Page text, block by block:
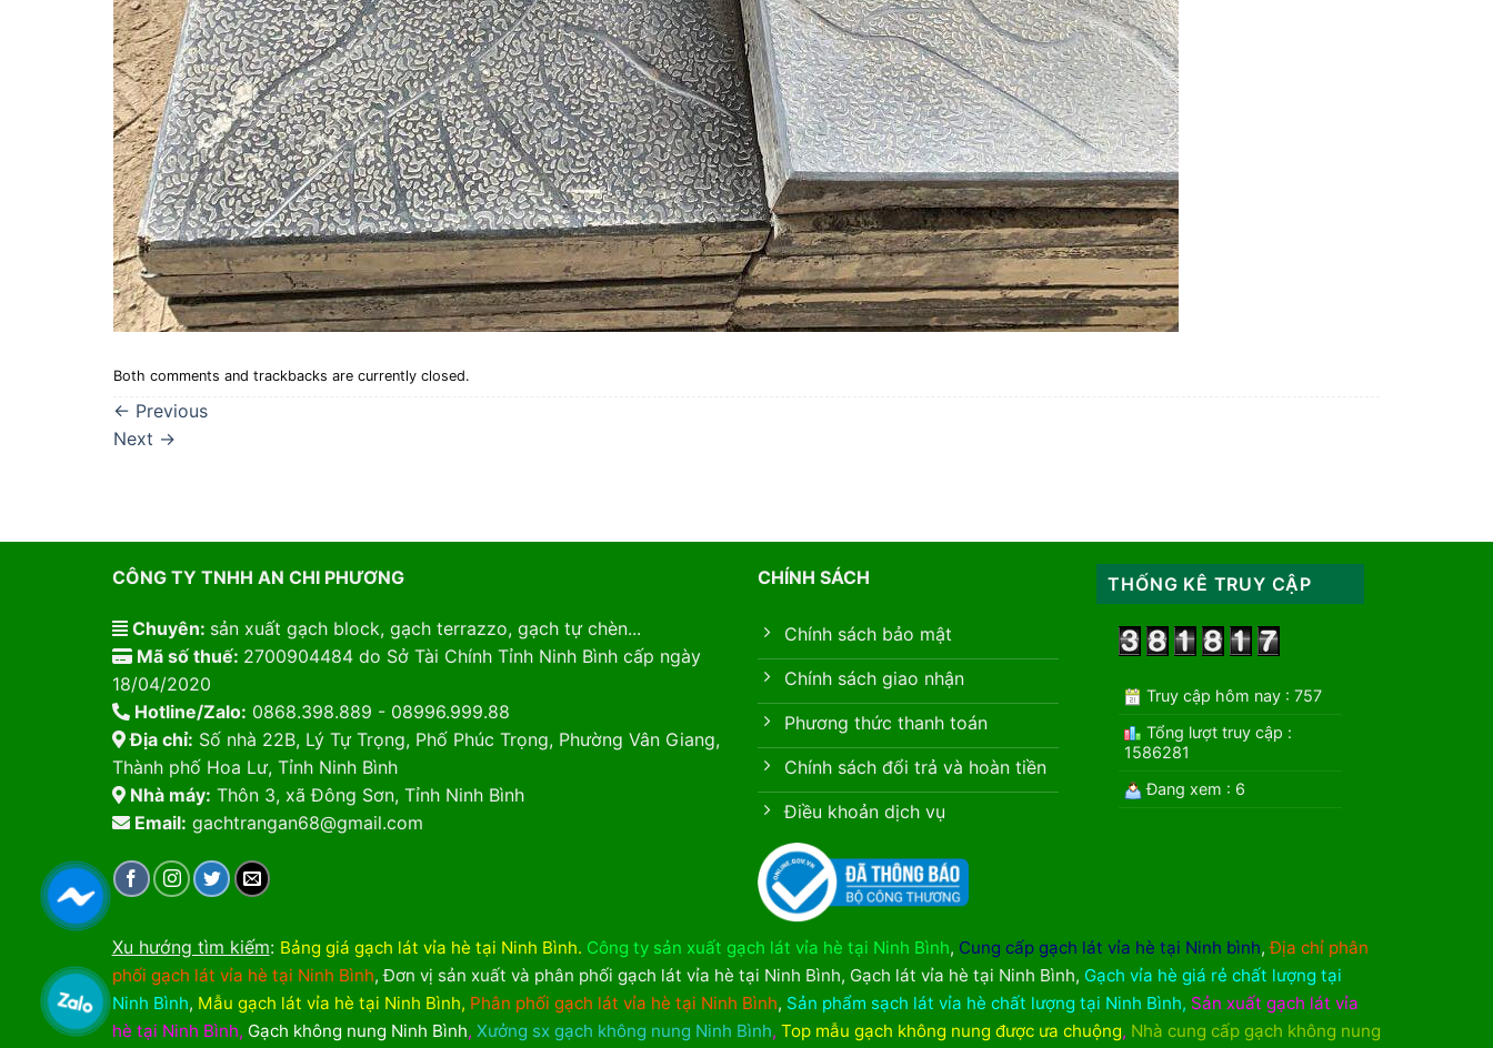
Both comments and trackbacks are currently closed.
← Previous
Next →
CÔNG TY TNHH AN CHI PHƯƠNG
Chuyên: sản xuất gạch block, gạch terrazzo, gạch tự chèn...
Mã số thuế: 2700904484 do Sở Tài Chính Tỉnh Ninh Bình cấp ngày
18/04/2020
Hotline/Zalo: 0868.398.889 - 08996.999.88
Địa chỉ: Số nhà 22B, Lý Tự Trọng, Phố Phúc Trọng, Phường Vân Giang,
Thành phố Hoa Lư, Tỉnh Ninh Bình
Nhà máy: Thôn 3, xã Đông Sơn, Tỉnh Ninh Bình
Email: gachtrangan68@gmail.com
CHÍNH SÁCH
Chính sách bảo mật
Chính sách giao nhận
Phương thức thanh toán
Chính sách đổi trả và hoàn tiền
Điều khoản dịch vụ
THỐNG KÊ TRUY CẬP
Truy cập hôm nay : 757
Tổng lượt truy cập :
1586281
Đang xem : 6
Xu hướng tìm kiếm: Bảng giá gạch lát vỉa hè tại Ninh Bình. Công ty sản xuất gạch lát vỉa hè tại Ninh Bình, Cung cấp gạch lát vỉa hè tại Ninh bình,Địa chỉ phân
phối gạch lát vỉa hè tại Ninh Bình,Đơn vị sản xuất và phân phối gạch lát vỉa hè tại Ninh Bình, Gạch lát vỉa hè tại Ninh Bình, Gạch vỉa hè giá rẻ chất lượng tại
Ninh Bình, Mẫu gạch lát vỉa hè tại Ninh Bình, Phân phối gạch lát vỉa hè tại Ninh Bình, Sản phẩm sạch lát vỉa hè chất lượng tại Ninh Bình, Sản xuất gạch lát vỉa
hè tại Ninh Bình, Gạch không nung Ninh Bình, Xưởng sx gạch không nung Ninh Bình, Top mẫu gạch không nung được ưa chuộng, Nhà cung cấp gạch không nung